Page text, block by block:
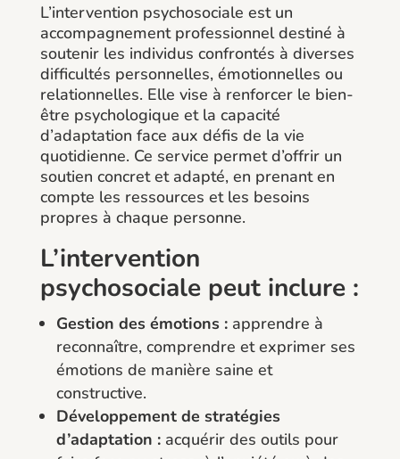
L’intervention psychosociale est un
accompagnement professionnel destiné à
soutenir les individus confrontés à diverses
difficultés personnelles, émotionnelles ou
relationnelles. Elle vise à renforcer le bien-
être psychologique et la capacité
d’adaptation face aux défis de la vie
quotidienne. Ce service permet d’offrir un
soutien concret et adapté, en prenant en
compte les ressources et les besoins
propres à chaque personne.
L’intervention
psychosociale peut inclure :
Gestion des émotions :apprendre à
reconnaître, comprendre et exprimer ses
émotions de manière saine et
constructive.
Développement de stratégies
d’adaptation :acquérir des outils pour